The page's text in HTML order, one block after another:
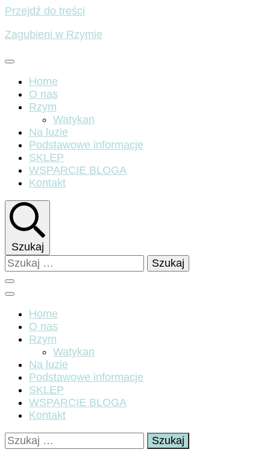
Przejdź do treści
Zagubieni w Rzymie
Home
O nas
Rzym
Watykan
Na luzie
Podstawowe informacje
SKLEP
WSPARCIE BLOGA
Kontakt
Szukaj
Szukaj:
Home
O nas
Rzym
Watykan
Na luzie
Podstawowe informacje
SKLEP
WSPARCIE BLOGA
Kontakt
Szukaj: